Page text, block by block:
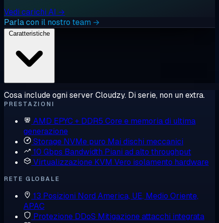
Vedi carichi AI →
Parla con il nostro team →
Cosa include ogni server Cloudzy. Di serie, non un extra.
PRESTAZIONI
AMD EPYC + DDR5 Core e memoria di ultima
generazione
Storage NVMe puro Mai dischi meccanici
10 Gbps Bandwidth Piani ad alto throughput
Virtualizzazione KVM Vero isolamento hardware
RETE GLOBALE
13 Posizioni Nord America, UE, Medio Oriente,
APAC
Protezione DDoS Mitigazione attacchi integrata